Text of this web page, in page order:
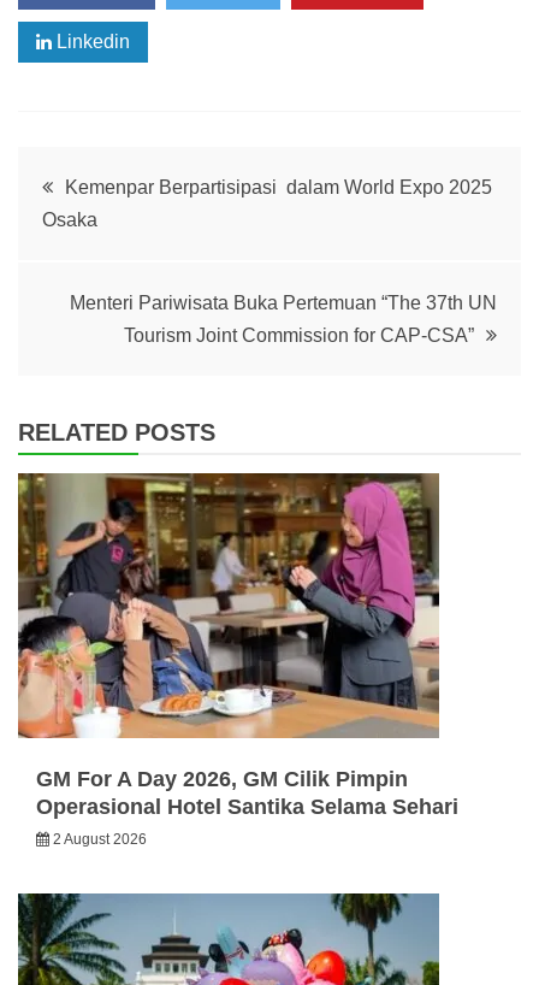
Linkedin
PostKemenpar Berpartisipasi dalam World Expo 2025
Osaka
Menteri Pariwisata Buka Pertemuan “The 37th UN
Tourism Joint Commission for CAP-CSA”
RELATED POSTS
GM For A Day 2026, GM Cilik Pimpin
Operasional Hotel Santika Selama Sehari
2 August 2026